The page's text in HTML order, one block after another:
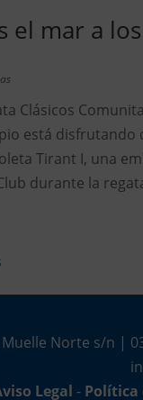
el mar a
Clásicos
está disfrutando
Tirant I, una
durante la
Norte s/n |
Legal -Política